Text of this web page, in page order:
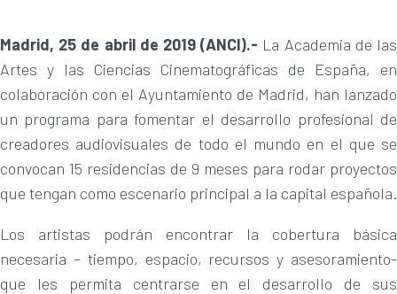
Madrid, 25 de abril de 2019 (ANCI).- La Academia de las
Artes y las Ciencias Cinematográficas de España, en
colaboración con el Ayuntamiento de Madrid, han lanzado
un programa para fomentar el desarrollo profesional de
creadores audiovisuales de todo el mundo en el que se
convocan 15 residencias de 9 meses para rodar proyectos
que tengan como escenario principal a la capital española.
Los artistas podrán encontrar la cobertura básica
necesaria – tiempo, espacio, recursos y asesoramiento-
que les permita centrarse en el desarrollo de sus